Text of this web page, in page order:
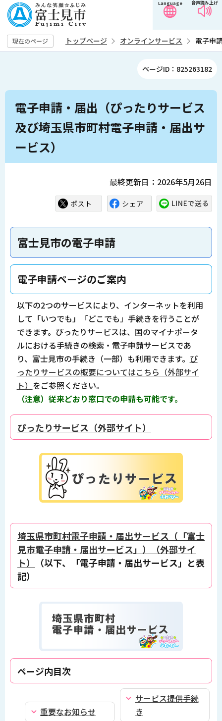
の
ペ
ー
音声読み上げ
Language
現在のページ トップページ オンラインサービス 電子申
ページID：825263182
本
電子申請・届出（ぴったりサービス
及び埼玉県市町村電子申請・届出サ
ービス）
最終更新日：2026年5月26日
富士見市の電子申請
電子申請ページのご案内
以下の2つのサービスにより、インターネットを利用
して「いつでも」「どこでも」手続きを行うことが
できます。ぴったりサービスは、国のマイナポータ
ルにおける手続きの検索・電子申請サービスであ
り、富士見市の手続き（一部）も利用できます。 ぴ
ったりサービスの概要についてはこちら（外部サイ
ト） をご参照ください。
（注意）従来どおり窓口での申請も可能です。
ぴったりサービス（外部サイト）
埼玉県市町村電子申請・届出サービス（「富士
見市電子申請・届出サービス」）（外部サイ
ト）
（以下、「電子申請・届出サービス」と表
記）
ページ内目次
重要なお知らせ
サービス提供手続
き